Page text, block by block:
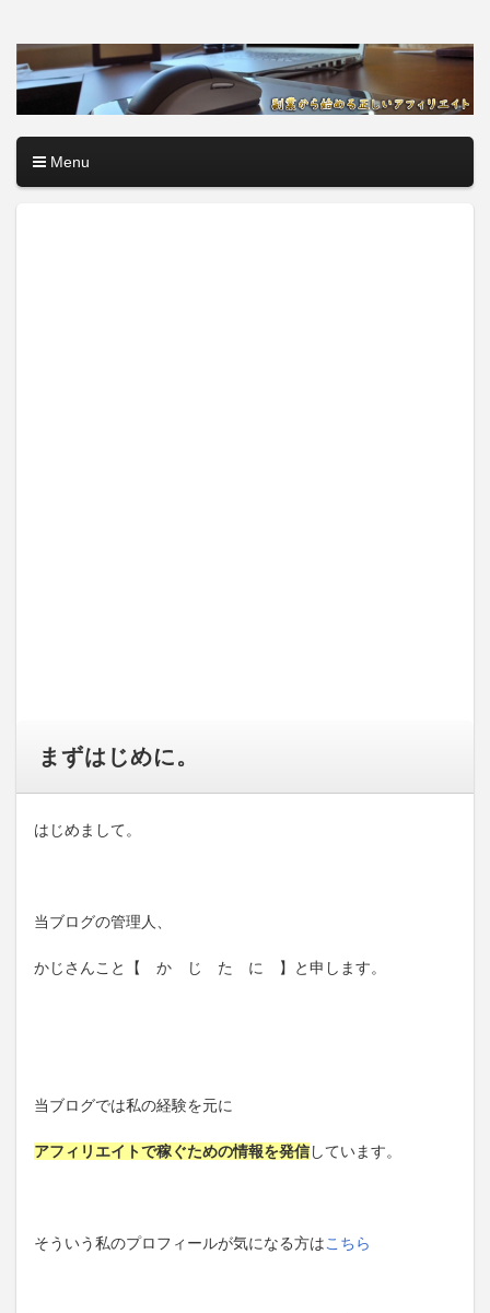
アフィリエイトロード【副
業から始める正しいアフィ
リエイト】
やり方を無料公開中。基礎講座からノウハウまでを当サイト
で記事として紹介しているので、パソコン初心者でも分かり
やすく解説しているので大丈夫＾＾
Menu
まずはじめに。
はじめまして。
当ブログの管理人、
かじさんこと【 か じ た に 】と申します。
当ブログでは私の経験を元に
アフィリエイトで稼ぐための情報を発信しています。
そういう私のプロフィールが気になる方はこちら